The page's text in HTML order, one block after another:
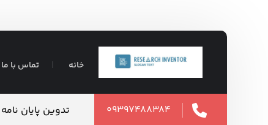
خانه تماس با ما
۰۹۳۹۷۴۸۸۳۸۴ تدوین پایان